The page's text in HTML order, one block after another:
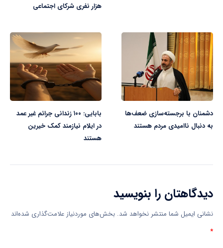
هزار نفری شرکای اجتماعی
دشمنان با برجسته‌سازی ضعف‌ها
به دنبال ناامیدی مردم هستند
بابایی: ۱۰۰ زندانی جرائم غیر عمد
در ایلام نیازمند کمک خیرین
هستند
دیدگاهتان را بنویسید
نشانی ایمیل شما منتشر نخواهد شد. بخش‌های موردنیاز علامت‌گذاری شده‌اند
*